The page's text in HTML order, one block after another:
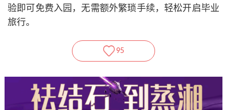
验即可免费入园，无需额外繁琐手续，轻松开启毕业
旅行。
95